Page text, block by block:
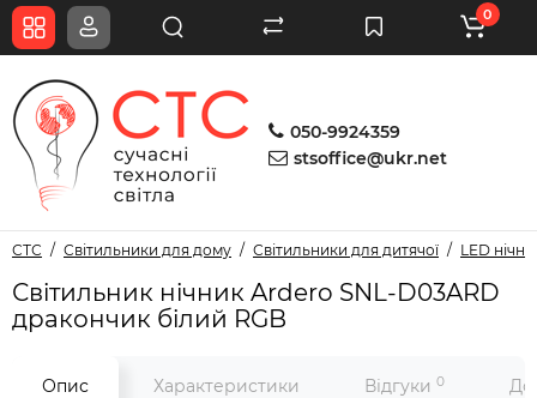
050-9924359
stsoffice@ukr.net
0
СТС Світильники для дому Світильники для дитячої LED
Світильник нічник Ardero SNL-D03ARD
дракончик білий RGB
Опис Характеристики Відгуки 0